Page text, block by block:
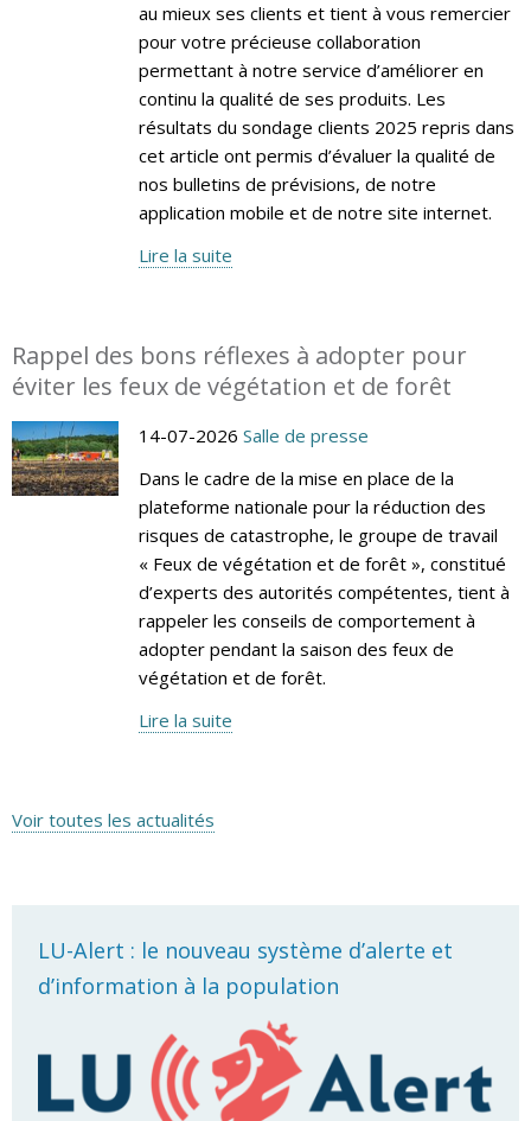
au mieux ses clients et tient à vous remercier
pour votre précieuse collaboration
permettant à notre service d’améliorer en
continu la qualité de ses produits. Les
résultats du sondage clients 2025 repris dans
cet article ont permis d’évaluer la qualité de
nos bulletins de prévisions, de notre
application mobile et de notre site internet.
Lire la suite
Rappel des bons réflexes à adopter pour
éviter les feux de végétation et de forêt
14-07-2026 Salle de presse
Dans le cadre de la mise en place de la
plateforme nationale pour la réduction des
risques de catastrophe, le groupe de travail
« Feux de végétation et de forêt », constitué
d’experts des autorités compétentes, tient à
rappeler les conseils de comportement à
adopter pendant la saison des feux de
végétation et de forêt.
Lire la suite
Voir toutes les actualités
LU-Alert : le nouveau système d’alerte et
d’information à la population